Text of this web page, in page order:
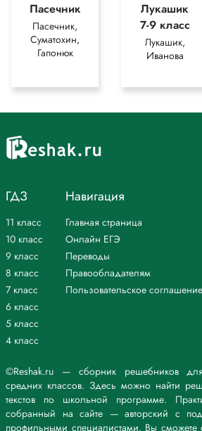
Пасечник
Пасечник,
Суматохин,
Гапонюк
Лукашик
7-9 класс
Лукашик,
Иванова
©Reshak.ru — сборник решебников
средних классов. Здесь можно найти
текстов по школьной программе.
собранный на сайте — авторский с
профильными специалистами. Вы сможете
ГДЗ
11 класс
10 класс
9 класс
8 класс
7 класс
6 класс
5 класс
4 класс
Навигация
Главная страница
Онлайн ЕГЭ
Переводы
Правообладателям
Пользовательское соглашение